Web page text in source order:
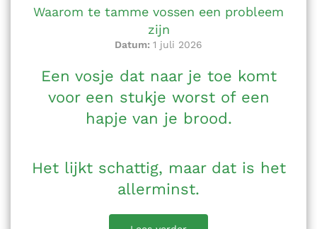
Waarom te tamme vossen een probleem
zijn
Datum: 1 juli 2026
Een vosje dat naar je toe komt
voor een stukje worst of een
hapje van je brood.
Het lijkt schattig, maar dat is het
allerminst.